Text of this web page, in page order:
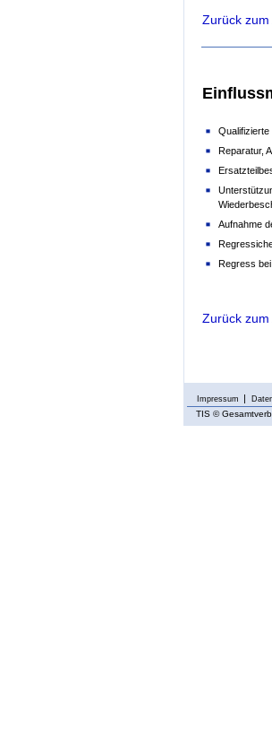
Zurück zum
Qualifizierte
Reparatur,
Aufnahme
Regress
Zurück zum
Impressum
TIS ©